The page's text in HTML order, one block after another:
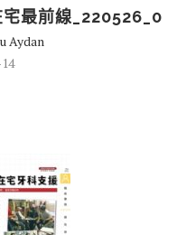
最前線_220526_0
Aydan